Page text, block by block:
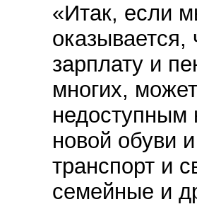
«Итак, если
зарплату и
многих,
недоступным
новой обуви
транспорт и
семейные и